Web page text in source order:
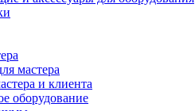
мастера
и клиента
оборудование